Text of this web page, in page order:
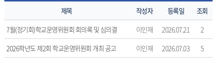
운
영
내
용
제목 작성자 등록일
조회
7월(정기회)학교운영위원회 회의록 및 심의결
이인재 2026.07.21
2
2026학년도 제2회 학교운영위원회 개최 공고
이인재 2026.07.03
5